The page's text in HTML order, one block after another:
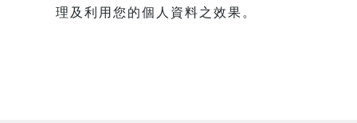
理及利用您的個人資料之效果。